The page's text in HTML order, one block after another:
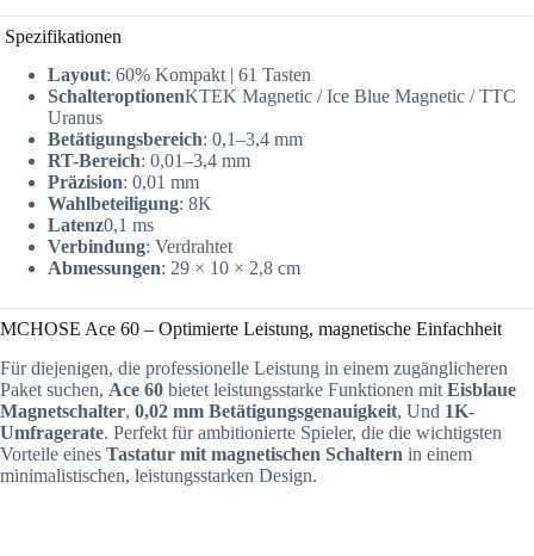
Spezifikationen
Layout: 60% Kompakt | 61 Tasten
SchalteroptionenKTEK Magnetic / Ice Blue Magnetic / TTC
Uranus
Betätigungsbereich: 0,1–3,4 mm
RT-Bereich: 0,01–3,4 mm
Präzision: 0,01 mm
Wahlbeteiligung: 8K
Latenz0,1 ms
Verbindung: Verdrahtet
Abmessungen: 29 × 10 × 2,8 cm
MCHOSE Ace 60 – Optimierte Leistung, magnetische Einfachheit
Für diejenigen, die professionelle Leistung in einem zugänglicheren
Paket suchen, Ace 60 bietet leistungsstarke Funktionen mit Eisblaue
Magnetschalter, 0,02 mm Betätigungsgenauigkeit, Und 1K-
Umfragerate. Perfekt für ambitionierte Spieler, die die wichtigsten
Vorteile eines Tastatur mit magnetischen Schaltern in einem
minimalistischen, leistungsstarken Design.